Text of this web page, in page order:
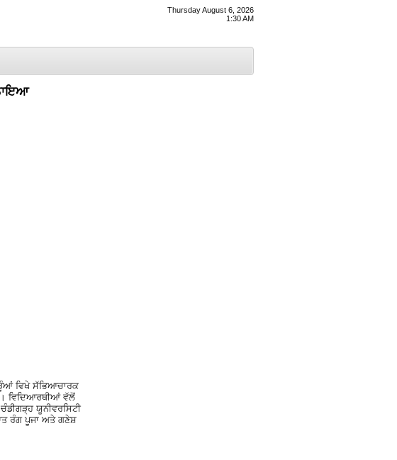
Thursday August 6, 2026
1:30 AM
ਵਿਖੇ ਸੱਭਿਆਚਾਰਕ
ਵਿਦਿਆਰਥੀਆਂ ਵੱਲੋਂ
ਯੂਨੀਵਰਸਿਟੀ
ਰੰਗ ਪੂਜਾ ਅਤੇ ਗਣੇਸ਼